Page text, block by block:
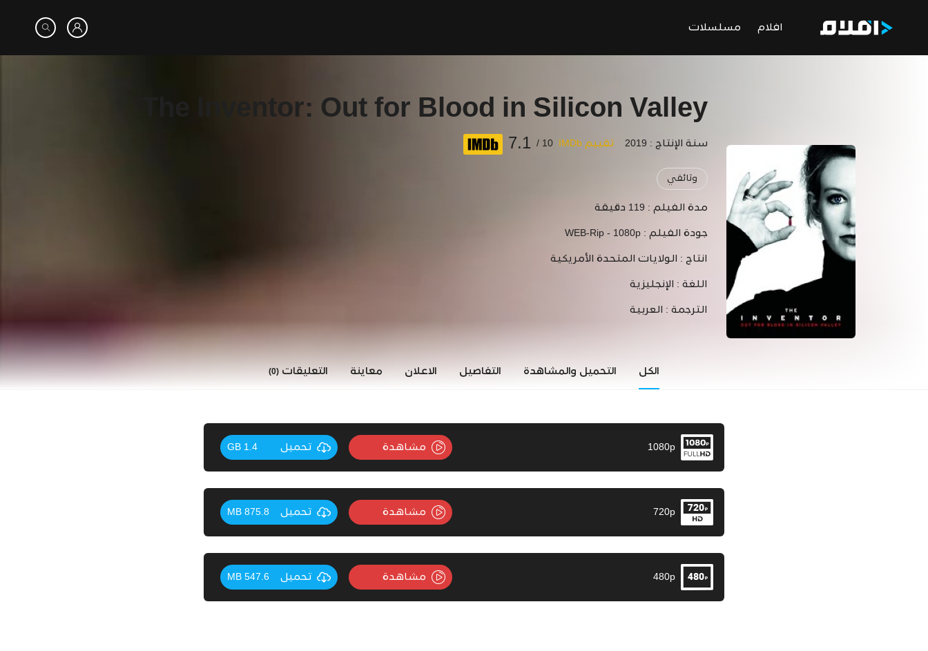
افلام مسلسلات
The Inventor: Out for Blood in Silicon Valley
سنة الإنتاج : 2019 تقييم IMDb 10 /
7.1
وثائقي
مدة الفيلم : 119 دقيقة
جودة الفيلم : WEB-Rip - 1080p
انتاج : الولايات المتحدة الأمريكية
اللغة : الإنجليزية
الترجمة : العربية
الكل التحميل والمشاهدة التفاصيل الاعلان معاينة التعليقات (0)
1080p مشاهدة تحميل 1.4 GB
720p مشاهدة تحميل 875.8 MB
480p مشاهدة تحميل 547.6 MB